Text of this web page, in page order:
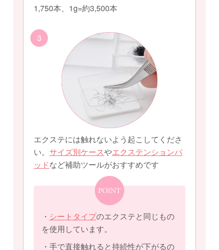
1,750本、1g=約3,500本
3
エクステには触れないよう起こしてくださ
い。サイズ別ケースやエクステンションパ
ッドなど補助ツールがおすすめです
・ シートタイプのエクステと同じもの
を使用しています。
・手で直接触れると持続性が下がるの